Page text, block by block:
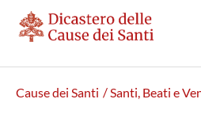
Cause dei Santi / Santi, Beati e